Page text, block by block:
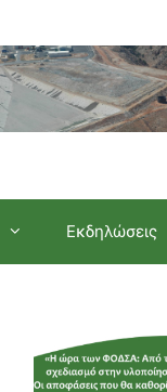
Εκδηλώσεις